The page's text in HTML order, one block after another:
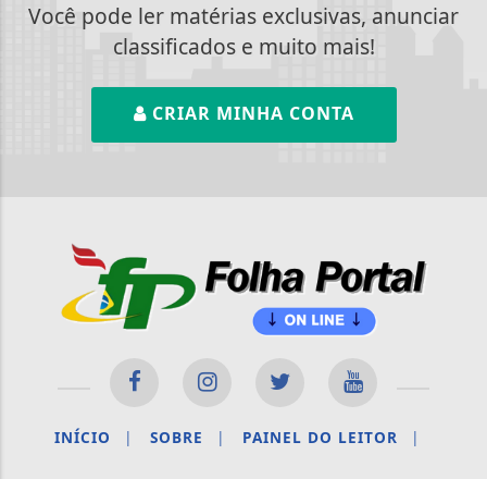
Você pode ler matérias exclusivas, anunciar
classificados e muito mais!
CRIAR MINHA CONTA
INÍCIO | SOBRE | PAINEL DO LEITOR |